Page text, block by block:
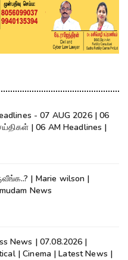
- 07 AUG 2026 | 06
| 06 AM Headlines |
| Marie wilson |
News
News | 07.08.2026 |
| Cinema | Latest News |